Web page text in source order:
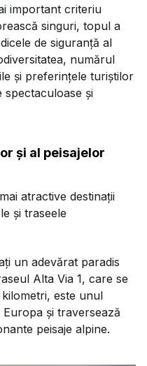
important criteriu
singuri, topul a
de siguranță al
numărul
și preferințele turiștilor
spectaculoase și
și al peisajelor
atractive destinații
și traseele
un adevărat paradis
Alta Via 1, care se
este unul
și traversează
peisaje alpine.